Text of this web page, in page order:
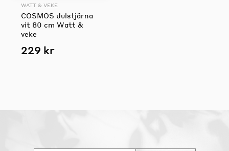
WATT & VEKE
COSMOS Julstjärna
vit 80 cm Watt &
veke
229 kr